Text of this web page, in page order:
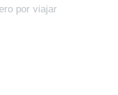
por viajar